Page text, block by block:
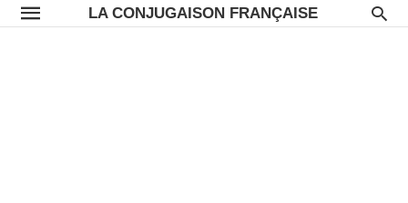
LA CONJUGAISON FRANÇAISE